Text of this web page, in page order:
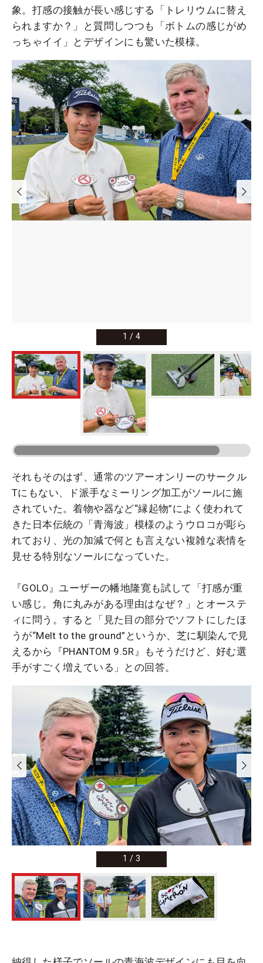
象。打感の接触が長い感じする「トレリウムに替え
られますか？」と質問しつつも「ボトムの感じがめ
っちゃイイ」とデザインにも驚いた模様。
1 / 4
それもそのはず、通常のツアーオンリーのサークル
Tにもない、ド派手なミーリング加工がソールに施
されていた。着物や器など“縁起物”によく使われて
きた日本伝統の「青海波」模様のようウロコが彫ら
れており、光の加減で何とも言えない複雑な表情を
見せる特別なソールになっていた。
『GOLO』ユーザーの幡地隆寛も試して「打感が重
い感じ。角に丸みがある理由はなぜ？」とオーステ
ィに問う。すると「見た目の部分でソフトにしたほ
うが“Melt to the ground”というか、芝に馴染んで見
えるから『PHANTOM 9.5R』もそうだけど、好む選
手がすごく増えている」との回答。
1 / 3